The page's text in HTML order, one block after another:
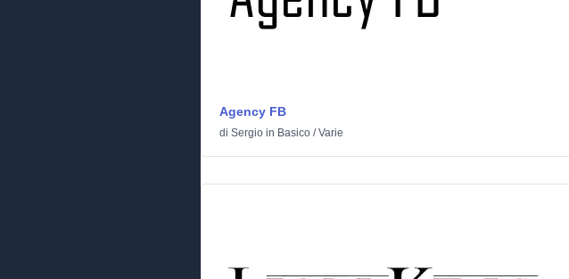
Agency FB
di Sergio in Basico /Varie